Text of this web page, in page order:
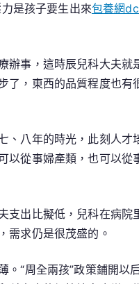
是孩子要生出來包養網
事，這時辰兒科大夫
，東西的品質程度也
八年的時光，此刻人
從事婦產類，也可以
出比擬低，兒科在病
需求仍是很茂盛的。
“周全兩孩”政策鋪開